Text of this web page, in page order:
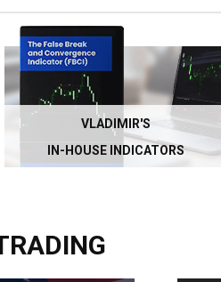
VLADIMIR'S
IN-HOUSE INDICATORS